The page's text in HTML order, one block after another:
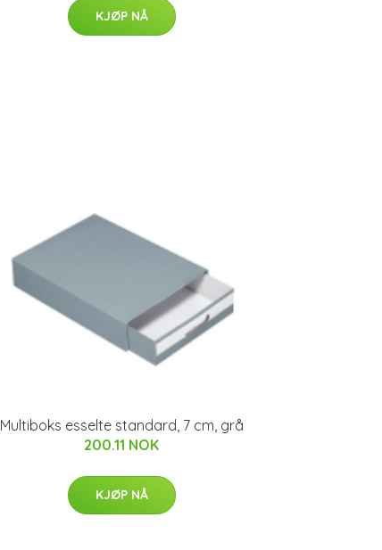
KJØP NÅ
Multiboks esselte standard, 7 cm, grå
200.11 NOK
KJØP NÅ